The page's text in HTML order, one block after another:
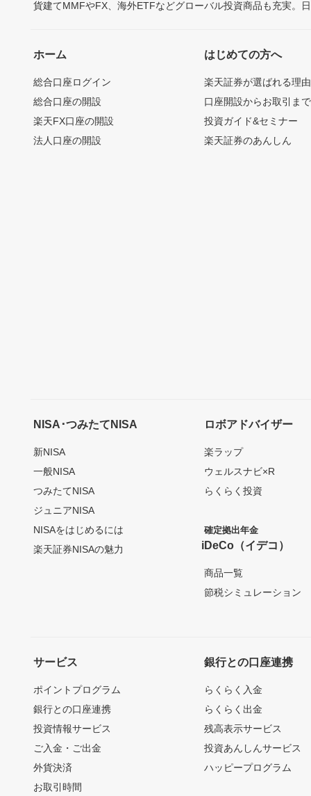
貨建てMMFやFX、海外ETFなどグローバル投資商品も充実。
ホーム
総合口座ログイン
総合口座の開設
楽天FX口座の開設
法人口座の開設
はじめての方へ
楽天証券が選ばれる理由
口座開設からお取引ま
投資ガイド&セミナー
楽天証券のあんしん
NISA･つみたてNISA
新NISA
一般NISA
つみたてNISA
ジュニアNISA
NISAをはじめるには
楽天証券NISAの魅力
ロボアドバイザー
楽ラップ
ウェルスナビ×R
らくらく投資
確定拠出年金
iDeCo（イデコ）
商品一覧
節税シミュレーション
サービス
ポイントプログラム
銀行との口座連携
投資情報サービス
ご入金・ご出金
外貨決済
お取引時間
銀行との口座連携
らくらく入金
らくらく出金
残高表示サービス
投資あんしんサービス
ハッピープログラム